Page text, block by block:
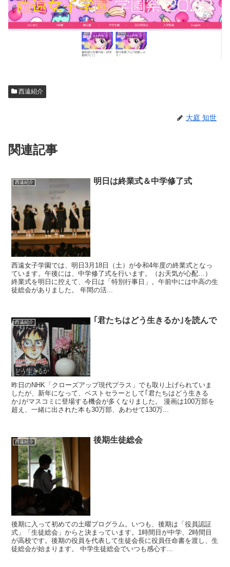
西遠紹介
大庭 知世
関連記事
西遠紹介 明日は終業式＆中学修了式
西遠女子学園では、明日3月18日（土）が令和4年度の終業式となっ
ています。午後には、中学修了式を行います。（お天気が心配…）
終業式を明日に控えて、今日は「特別行事日」。午前中には中高の生
徒総会がありました。 年間の活...
西遠紹介 ｢君たちはどう生きるか｣を読んで
昨日のNHK「クローズアップ現代プラス」でも取り上げられていま
したが、新年になって、ベストセラーとして｢君たちはどう生きる
か｣がマスコミに登場する機会が多くなりました。 漫画は100万部を
超え、一緒に出された本も30万部、あわせて130万...
西遠紹介 後期生徒総会
後期に入って初めての土曜プログラム。いつも、後期は「役員認証
式」「生徒総会」からと決まっています。1時間目が中学、2時間目
が高校です。後期の役員を代表して生徒会長に役員任命書を渡し、生
徒総会が始まります。 中学生徒総会でいつも感心す...